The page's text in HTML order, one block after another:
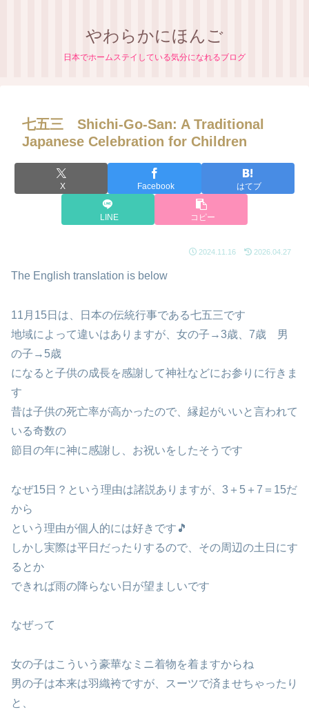
やわらかにほんご
日本でホームステイしている気分になれるブログ
七五三 Shichi-Go-San: A Traditional
Japanese Celebration for Children
X Facebook はてブ
LINE コピー
2024.11.16 2026.04.27
The English translation is below
11月15日は、日本の伝統行事である七五三です
地域によって違いはありますが、女の子→3歳、7歳 男
の子→5歳
になると子供の成長を感謝して神社などにお参りに行きま
す
昔は子供の死亡率が高かったので、縁起がいいと言われて
いる奇数の
節目の年に神に感謝し、お祝いをしたそうです
なぜ15日？という理由は諸説ありますが、3＋5＋7＝15だ
から
という理由が個人的には好きです🎵
しかし実際は平日だったりするので、その周辺の土日にす
るとか
できれば雨の降らない日が望ましいです
なぜって
女の子はこういう豪華なミニ着物を着ますからね
男の子は本来は羽織袴ですが、スーツで済ませちゃったり
と、